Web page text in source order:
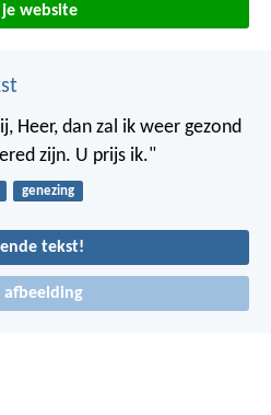
website
Heer, dan zal ik weer gezond
zijn. U prijs ik."
genezing
tekst!
afbeelding